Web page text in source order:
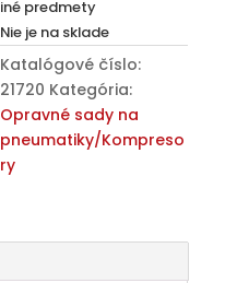
iné predmety
Nie je na sklade
Katalógové číslo:
21720 Kategória:
Opravné sady na
pneumatiky/Kompreso
ry